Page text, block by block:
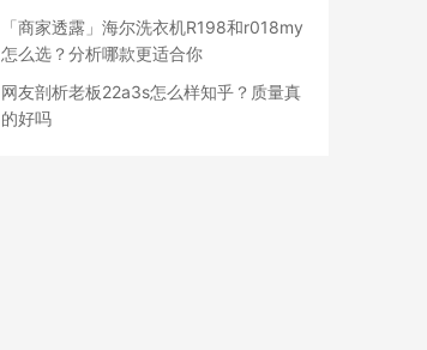
「商家透露」海尔洗衣机R198和r018my
怎么选？分析哪款更适合你
网友剖析老板22a3s怎么样知乎？质量真
的好吗